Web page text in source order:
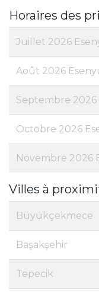
Horaires des
Juillet 2026
Août 2026
Septembre
Octobre 2026
Novembre 2026
Villes à
Büyükçekmece
Başakşehir
Tepecik